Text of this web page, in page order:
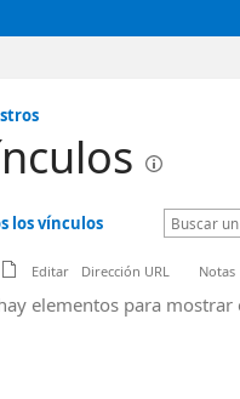
los vínculos
Editar Dirección URL Notas
elementos para